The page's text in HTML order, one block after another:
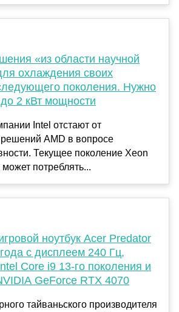
«из области научной
охлаждения своих
поколения. Нужно
до 2 кВт мощности
Intel отстают от
AMD в вопросе
Текущее поколение Xeon
потреблять...
ноутбук Acer Predator
с дисплеем 240 Гц,
Core i9 13-го поколения и
GeForce RTX 4070
тайваньского производителя